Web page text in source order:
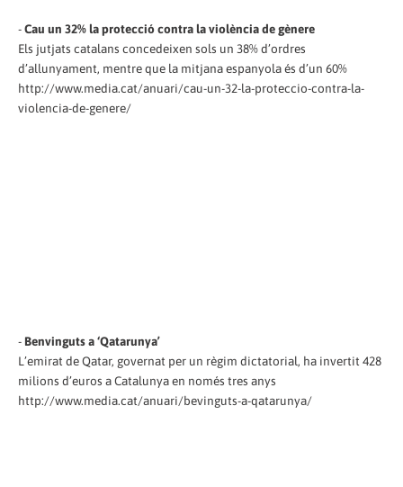
-Cau un 32% la protecció contra la violència de gènere
Els jutjats catalans concedeixen sols un 38% d’ordres
d’allunyament, mentre que la mitjana espanyola és d’un 60%
http://www.media.cat/anuari/cau-un-32-la-proteccio-contra-la-
violencia-de-genere/
- Benvinguts a ‘Qatarunya’
L’emirat de Qatar, governat per un règim dictatorial, ha invertit 428
milions d’euros a Catalunya en només tres anys
http://www.media.cat/anuari/bevinguts-a-qatarunya/